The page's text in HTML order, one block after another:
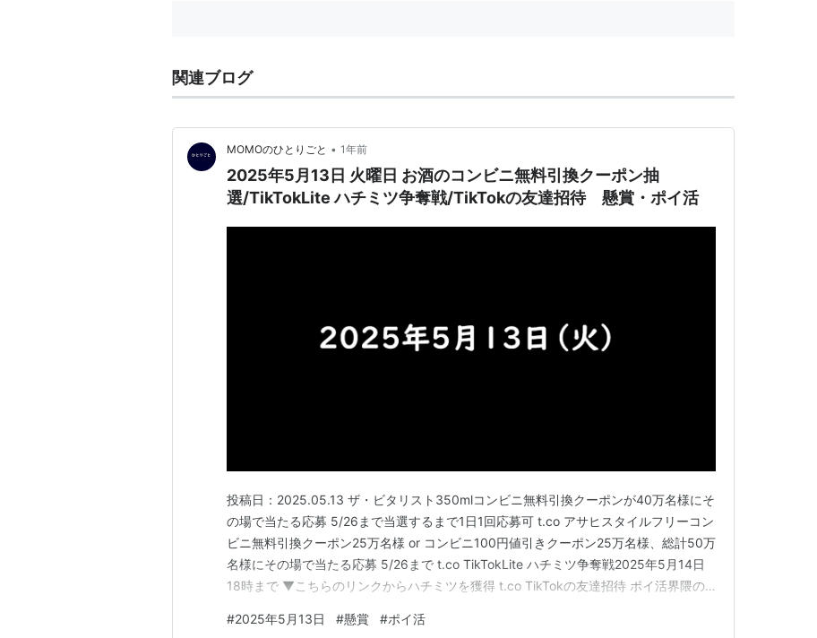
関連ブログ
MOMOのひとりごと • 1年前
2025年5月13日 火曜日 お酒のコンビニ無料引換クーポン抽
選/TikTokLite ハチミツ争奪戦/TikTokの友達招待 懸賞・ポイ活
投稿日：2025.05.13 ザ・ビタリスト350mlコンビニ無料引換クーポンが40万名様にそ
の場で当たる応募 5/26まで当選するまで1日1回応募可 t.co アサヒスタイルフリーコン
ビニ無料引換クーポン25万名様 or コンビニ100円値引きクーポン25万名様、総計50万
名様にその場で当たる応募 5/26まで t.co TikTokLite ハチミツ争奪戦2025年5月14日
18時まで ▼こちらのリンクからハチミツを獲得 t.co TikTokの友達招待 ポイ活界隈の
の友達招待も今お得なのでおすす…
#2025年5月13日 #懸賞 #ポイ活